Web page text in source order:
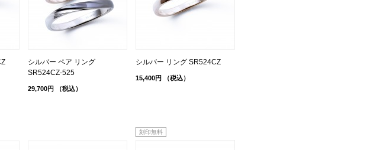
シルバー ペア リング
SR524CZ-525
29,700円 （税込）
シルバー リング SR524CZ
15,400円 （税込）
刻印無料